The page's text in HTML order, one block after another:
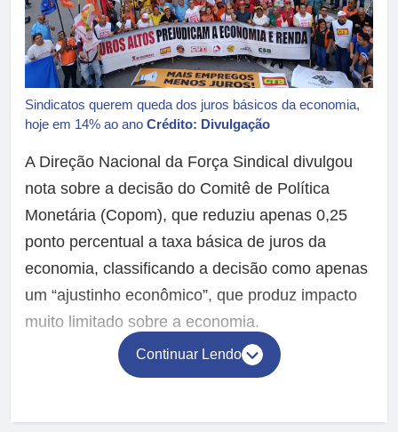
Sindicatos querem queda dos juros básicos da economia,
hoje em 14% ao ano Crédito: Divulgação
A Direção Nacional da Força Sindical divulgou
nota sobre a decisão do Comitê de Política
Monetária (Copom), que reduziu apenas 0,25
ponto percentual a taxa básica de juros da
economia, classificando a decisão como apenas
um “ajustinho econômico”, que produz impacto
muito limitado sobre a economia.
Continuar Lendo